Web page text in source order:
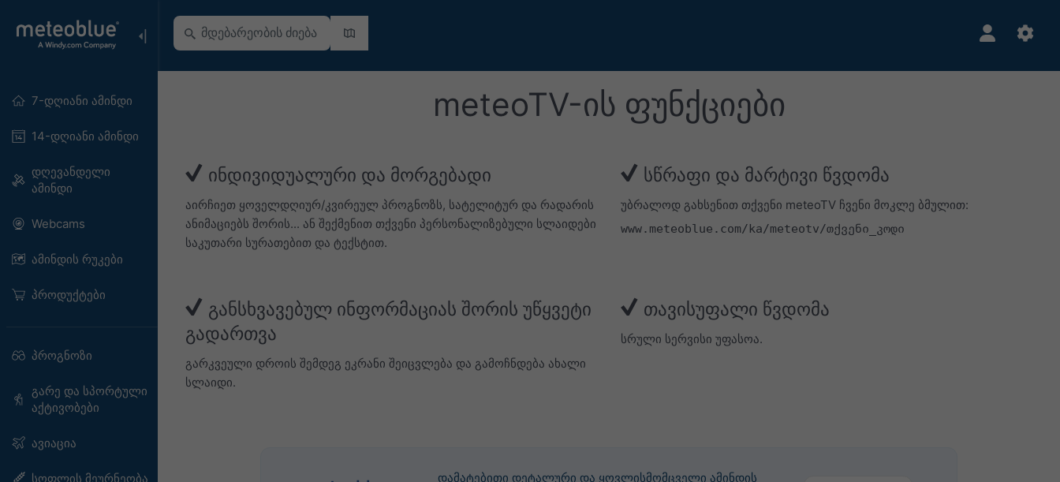
7-დღიანი ამინდი
14-დღიანი ამინდი
დღევანდელი
ამინდი
Webcams
ამინდის რუკები
პროდუქტები
პროგნოზი
გარე და სპორტული
აქტივობები
ავიაცია
სოფლის მეურნეობა
meteoTV-ის ფუნქციები
ინდივიდუალური და მორგებადი
აირჩიეთ ყოველდღიურ/კვირეულ პროგნოზს, სატელიტურ და რადარის
ანიმაციებს შორის... ან შექმენით თქვენი პერსონალიზებული სლაიდები
საკუთარი სურათებით და ტექსტით.
სწრაფი და მარტივი წვდომა
უბრალოდ გახსენით თქვენი meteoTV ჩვენი მოკლე ბმულით:
www.meteoblue.com/ka/meteotv/თქვენი_კოდი
განსხვავებულ ინფორმაციას შორის უწყვეტი
გადართვა
გარკვეული დროის შემდეგ ეკრანი შეიცვლება და გამოჩნდება ახალი
სლაიდი.
თავისუფალი წვდომა
სრული სერვისი უფასოა.
დამატებითი დეტალური და ყოვლისმომცველი ამინდის